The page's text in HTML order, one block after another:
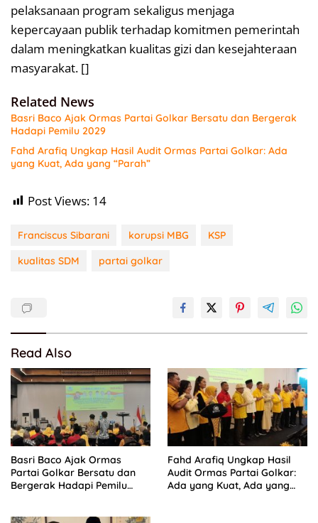
pelaksanaan program sekaligus menjaga
kepercayaan publik terhadap komitmen pemerintah
dalam meningkatkan kualitas gizi dan kesejahteraan
masyarakat. []
Related News
Basri Baco Ajak Ormas Partai Golkar Bersatu dan Bergerak
Hadapi Pemilu 2029
Fahd Arafiq Ungkap Hasil Audit Ormas Partai Golkar: Ada
yang Kuat, Ada yang “Parah”
Post Views: 14
Franciscus Sibarani korupsi MBG
KSP
kualitas SDM
partai golkar
Read Also
Basri Baco Ajak Ormas
Partai Golkar Bersatu dan
Bergerak Hadapi Pemilu
Fahd Arafiq Ungkap Hasil
Audit Ormas Partai Golkar:
Ada yang Kuat, Ada yang